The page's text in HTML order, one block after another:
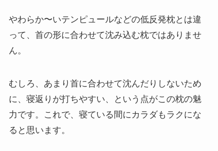
やわらか〜いテンピュールなどの低反発枕とは違
って、首の形に合わせて沈み込む枕ではありませ
ん。
むしろ、あまり首に合わせて沈んだりしないため
に、寝返りが打ちやすい、という点がこの枕の魅
力です。これで、寝ている間にカラダもラクにな
ると思います。